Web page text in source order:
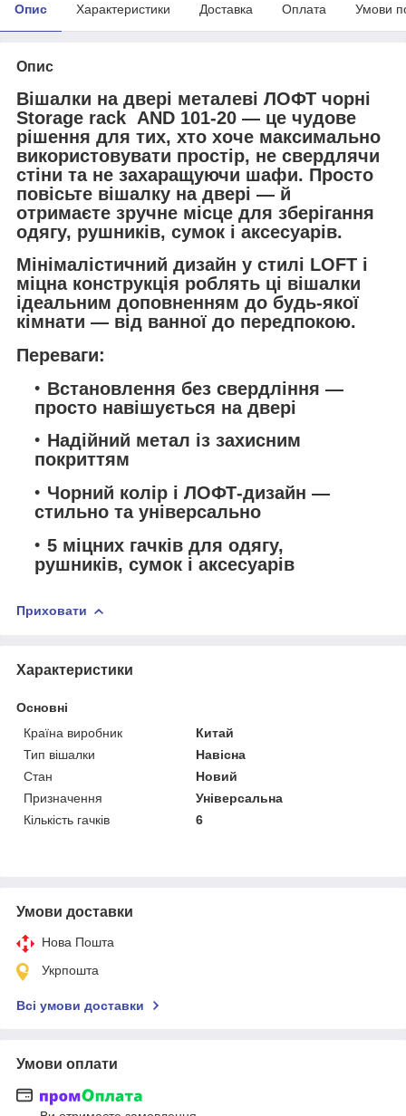
Опис Характеристики Доставка Оплата Умови
Опис
Вішалки на двері металеві ЛОФТ чорні
Storage rack AND 101-20 — це чудове
рішення для тих, хто хоче максимально
використовувати простір, не свердлячи
стіни та не захаращуючи шафи. Просто
повісьте вішалку на двері — й
отримаєте зручне місце для зберігання
одягу, рушників, сумок і аксесуарів.
Мінімалістичний дизайн у стилі LOFT і
міцна конструкція роблять ці вішалки
ідеальним доповненням до будь-якої
кімнати — від ванної до передпокою.
Переваги:
Встановлення без свердління —
просто навішується на двері
Надійний метал із захисним
покриттям
Чорний колір і ЛОФТ-дизайн —
стильно та універсально
5 міцних гачків для одягу,
рушників, сумок і аксесуарів
Приховати
Характеристики
Основні
Країна виробник
Китай
Тип вішалки
Навісна
Стан
Новий
Призначення
Універсальна
Кількість гачків
6
Умови доставки
Нова Пошта
Укрпошта
Всі умови доставки
Умови оплати